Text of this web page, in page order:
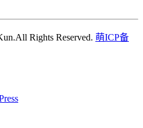
Rights Reserved. 萌ICP备